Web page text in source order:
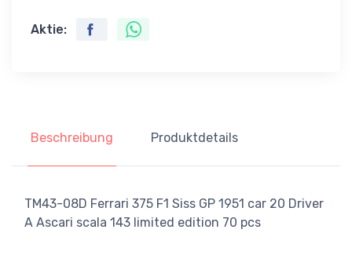
Aktie:
Beschreibung Produktdetails
TM43-08D Ferrari 375 F1 Siss GP 1951 car 20 Driver
A Ascari scala 143 limited edition 70 pcs